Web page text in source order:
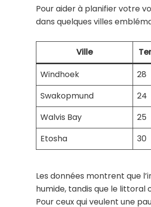
Pour aider à planifier votre
dans quelques villes
Ville
Windhoek
28
Swakopmund
24
Walvis Bay
25
Etosha
30
Les données montrent que
humide, tandis que le
Pour ceux qui veulent une